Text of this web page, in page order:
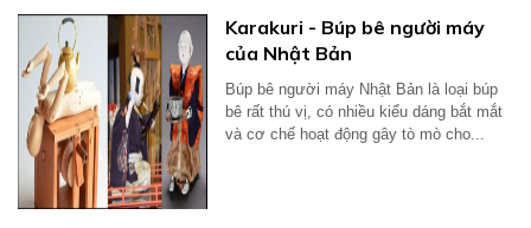
Karakuri - Búp bê người máy
của Nhật Bản
Búp bê người máy Nhật Bản là loại búp
bê rất thú vị, có nhiều kiểu dáng bắt mắt
và cơ chế hoạt động gây tò mò cho...